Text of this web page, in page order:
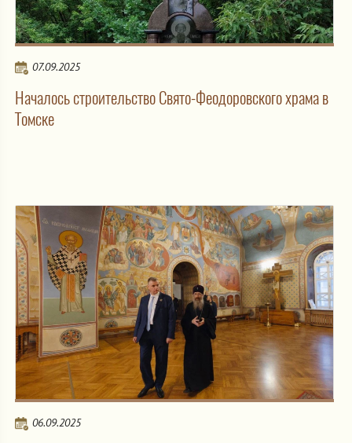
07.09.2025
Началось строительство Свято-Феодоровского храма в
Томске
06.09.2025